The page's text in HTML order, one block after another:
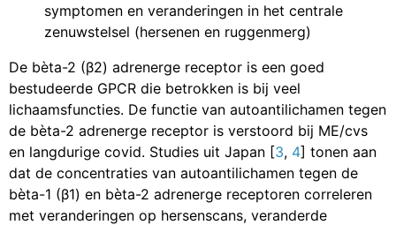
symptomen en veranderingen in het centrale
zenuwstelsel (hersenen en ruggenmerg)
De bèta-2 (β2) adrenerge receptor is een goed
bestudeerde GPCR die betrokken is bij veel
lichaamsfuncties. De functie van autoantilichamen tegen
de bèta-2 adrenerge receptor is verstoord bij ME/cvs
en langdurige covid. Studies uit Japan [3, 4] tonen aan
dat de concentraties van autoantilichamen tegen de
bèta-1 (β1) en bèta-2 adrenerge receptoren correleren
met veranderingen op hersenscans, veranderde